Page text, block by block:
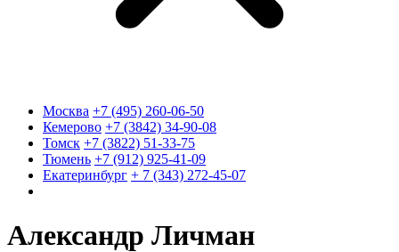
Москва +7 (495) 260-06-50
Кемерово +7 (3842) 34-90-08
Томск +7 (3822) 51-33-75
Тюмень +7 (912) 925-41-09
Екатеринбург + 7 (343) 272-45-07
Александр Личман